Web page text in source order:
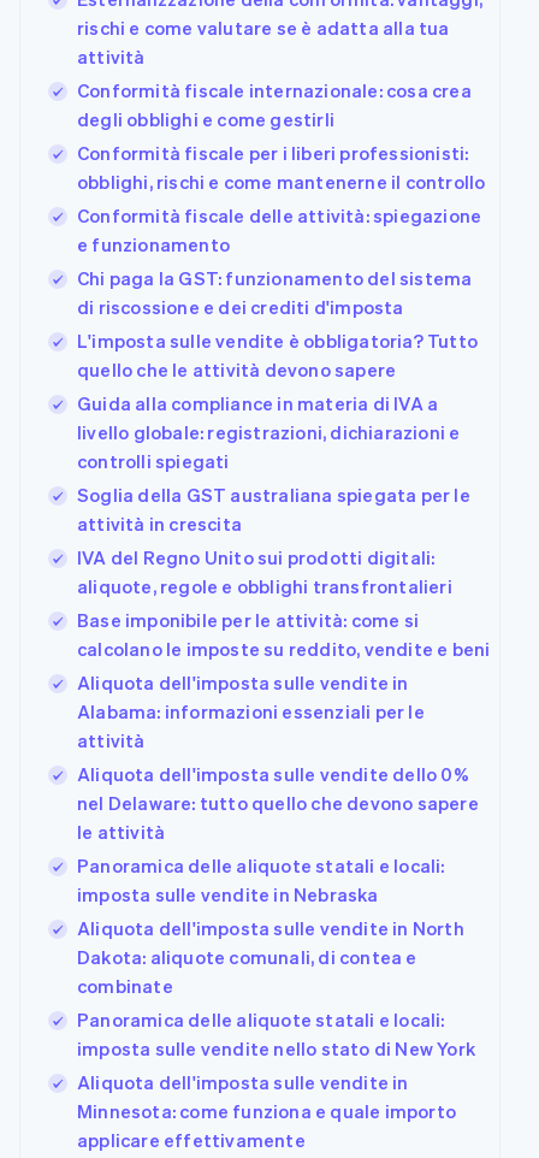
rischi e come valutare se è adatta alla tua
attività
Conformità fiscale internazionale: cosa crea
degli obblighi e come gestirli
Conformità fiscale per i liberi professionisti:
obblighi, rischi e come mantenerne il controllo
Conformità fiscale delle attività: spiegazione
e funzionamento
Chi paga la GST: funzionamento del sistema
di riscossione e dei crediti d'imposta
L'imposta sulle vendite è obbligatoria? Tutto
quello che le attività devono sapere
Guida alla compliance in materia di IVA a
livello globale: registrazioni, dichiarazioni e
controlli spiegati
Soglia della GST australiana spiegata per le
attività in crescita
IVA del Regno Unito sui prodotti digitali:
aliquote, regole e obblighi transfrontalieri
Base imponibile per le attività: come si
calcolano le imposte su reddito, vendite e beni
Aliquota dell'imposta sulle vendite in
Alabama: informazioni essenziali per le
attività
Aliquota dell'imposta sulle vendite dello 0%
nel Delaware: tutto quello che devono sapere
le attività
Panoramica delle aliquote statali e locali:
imposta sulle vendite in Nebraska
Aliquota dell'imposta sulle vendite in North
Dakota: aliquote comunali, di contea e
combinate
Panoramica delle aliquote statali e locali:
imposta sulle vendite nello stato di New York
Aliquota dell'imposta sulle vendite in
Minnesota: come funziona e quale importo
applicare effettivamente